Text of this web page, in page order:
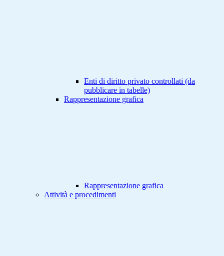
Enti di diritto privato controllati (da
pubblicare in tabelle)
Rappresentazione grafica
Rappresentazione grafica
Attività e procedimenti